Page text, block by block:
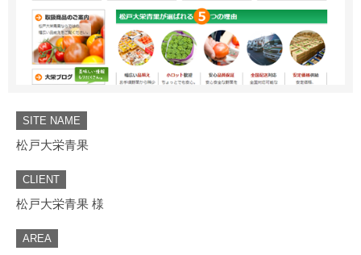
SITE NAME
松戸大栄青果
CLIENT
松戸大栄青果 様
AREA